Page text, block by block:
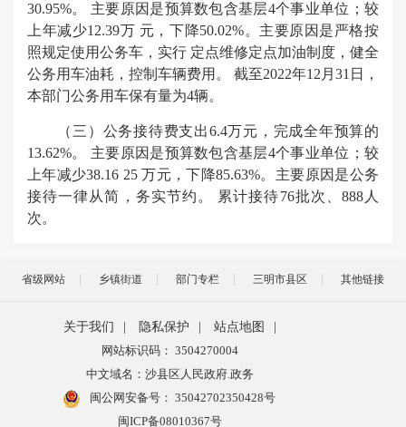
30.95%。 主要原因是预算数包含基层4个事业单位；较
上年减少12.39万 元，下降50.02%。主要原因是严格按
照规定使用公务车，实行 定点维修定点加油制度，健全
公务用车油耗，控制车辆费用。 截至2022年12月31日，
本部门公务用车保有量为4辆。
（三）公务接待费支出6.4万元，完成全年预算的
13.62%。 主要原因是预算数包含基层4个事业单位；较
上年减少38.16 25 万元，下降85.63%。主要原因是公务
接待一律从简，务实节约。 累计接待76批次、888人
次。
省级网站 乡镇街道 部门专栏 三明市县区 其他链接
关于我们 隐私保护 站点地图
网站标识码： 3504270004
中文域名：沙县区人民政府.政务
闽公网安备号： 35042702350428号
闽ICP备08010367号